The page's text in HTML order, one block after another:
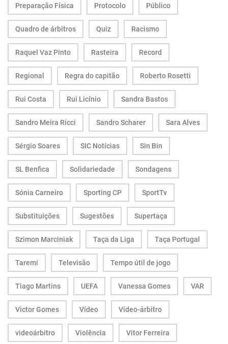
Preparação Física Protocolo Público
Quadro de árbitros Quiz Racismo
Raquel Vaz Pinto Rasteira Record
Regional Regra do capitão Roberto Rosetti
Rui Costa Rui Licínio Sandra Bastos
Sandro Meira Ricci Sandro Scharer Sara Alves
Sérgio Soares SIC Notícias Sin Bin
SL Benfica Solidariedade Sondagens
Sónia Carneiro Sporting CP SportTv
Substituições Sugestões Supertaça
Szimon Marciniak Taça da Liga Taça Portugal
Taremi Televisão Tempo útil de jogo
Tiago Martins UEFA Vanessa Gomes VAR
Victor Gomes Vídeo Vídeo-árbitro
videoárbitro Violência Vitor Ferreira